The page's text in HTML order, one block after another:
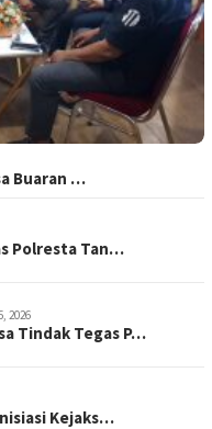
Buaran …
Polresta Tan…
2026
Tindak Tegas P…
Kejaks…